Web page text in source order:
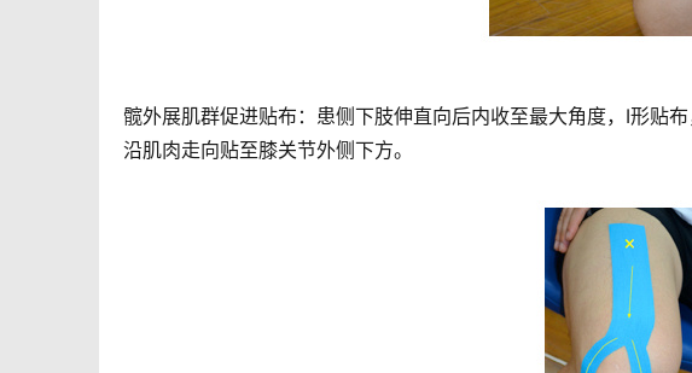
髋外展肌群促进贴布：患侧下肢伸直向后内收至最大角度，I形贴
沿肌肉走向贴至膝关节外侧下方。